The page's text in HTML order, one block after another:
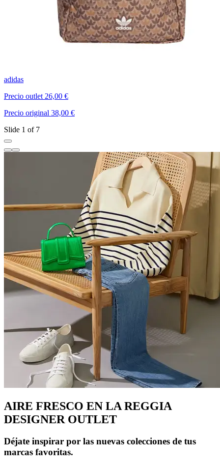
adidas
Precio outlet 26,00 €
Precio original 38,00 €
Slide 1 of 7
AIRE FRESCO EN LA REGGIA
DESIGNER OUTLET
Déjate inspirar por las nuevas colecciones de tus
marcas favoritas.